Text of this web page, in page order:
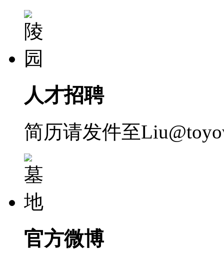
人才招聘
简历请发件至
官方微博